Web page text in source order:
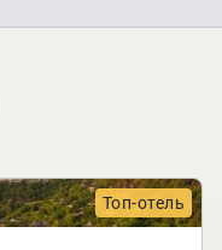
Топ-отель